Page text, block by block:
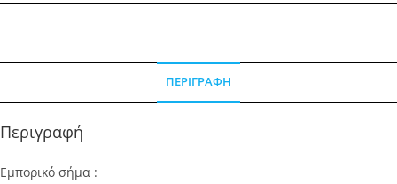
ΠΕΡΙΓΡΑΦΉ
Περιγραφή
Εμπορικό σήμα :